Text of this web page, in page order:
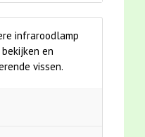
infraroodlamp
en
vissen.